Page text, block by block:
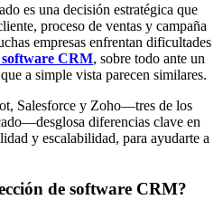
es una decisión estratégica que
proceso de ventas y campaña
empresas enfrentan dificultades
software CRM, sobre todo ante un
a simple vista parecen similares.
Salesforce y Zoho—tres de los
diferencias clave en
y escalabilidad, para ayudarte a
de software CRM?